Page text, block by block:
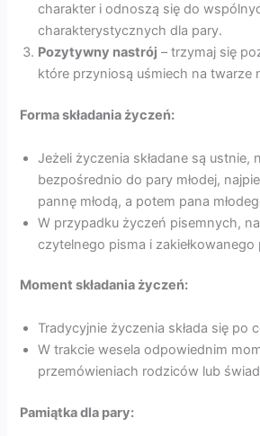
charakter i odnoszą się do
charakterystycznych dla pary.
Pozytywny nastrój – trzymaj się
które przyniosą uśmiech na twarze
Forma składania życzeń:
Jeżeli życzenia składane są ustnie,
bezpośrednio do pary młodej,
pannę młodą, a potem pana
W przypadku życzeń pisemnych,
czytelnego pisma i zakiełkowanego
Moment składania życzeń:
Tradycyjnie życzenia składa się po
W trakcie wesela odpowiednim
przemówieniach rodziców lub
Pamiątka dla pary: